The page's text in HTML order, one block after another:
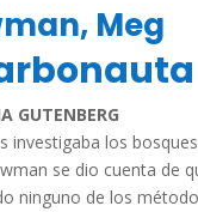
Meg
GUTENBERG
investigaba los
se dio cuenta de
ninguno de los